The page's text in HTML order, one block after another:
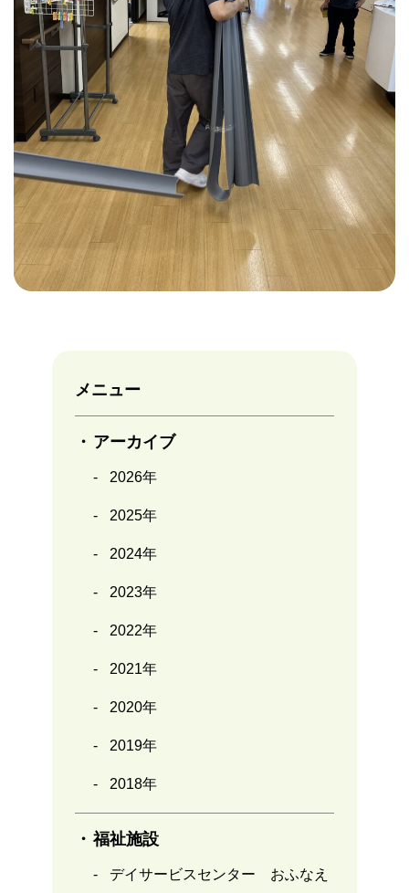
メニュー
アーカイブ
2026年
2025年
2024年
2023年
2022年
2021年
2020年
2019年
2018年
福祉施設
デイサービスセンター おふなえ